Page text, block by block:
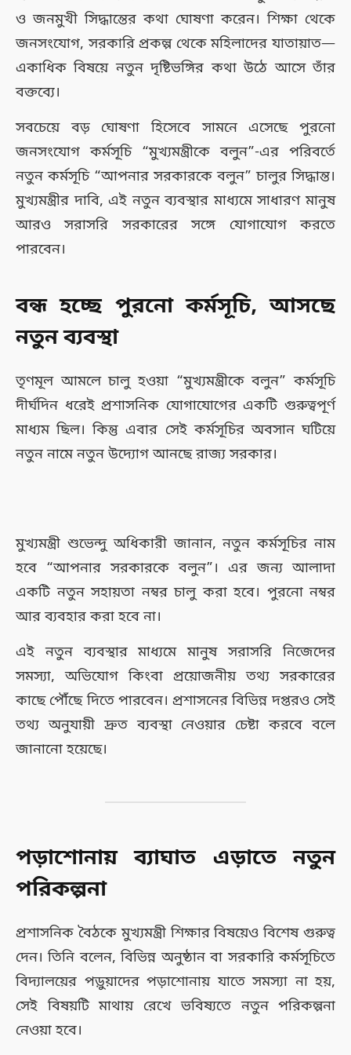
ও জনমুখী সিদ্ধান্তের কথা ঘোষণা করেন। শিক্ষা থেকে
জনসংযোগ, সরকারি প্রকল্প থেকে মহিলাদের যাতায়াত—
একাধিক বিষয়ে নতুন দৃষ্টিভঙ্গির কথা উঠে আসে তাঁর
বক্তব্যে।
সবচেয়ে বড় ঘোষণা হিসেবে সামনে এসেছে পুরনো
জনসংযোগ কর্মসূচি “মুখ্যমন্ত্রীকে বলুন”-এর পরিবর্তে
নতুন কর্মসূচি “আপনার সরকারকে বলুন” চালুর সিদ্ধান্ত।
মুখ্যমন্ত্রীর দাবি, এই নতুন ব্যবস্থার মাধ্যমে সাধারণ মানুষ
আরও সরাসরি সরকারের সঙ্গে যোগাযোগ করতে
পারবেন।
বন্ধ হচ্ছে পুরনো কর্মসূচি, আসছে
নতুন ব্যবস্থা
তৃণমূল আমলে চালু হওয়া “মুখ্যমন্ত্রীকে বলুন” কর্মসূচি
দীর্ঘদিন ধরেই প্রশাসনিক যোগাযোগের একটি গুরুত্বপূর্ণ
মাধ্যম ছিল। কিন্তু এবার সেই কর্মসূচির অবসান ঘটিয়ে
নতুন নামে নতুন উদ্যোগ আনছে রাজ্য সরকার।
মুখ্যমন্ত্রী শুভেন্দু অধিকারী জানান, নতুন কর্মসূচির নাম
হবে “আপনার সরকারকে বলুন”। এর জন্য আলাদা
একটি নতুন সহায়তা নম্বর চালু করা হবে। পুরনো নম্বর
আর ব্যবহার করা হবে না।
এই নতুন ব্যবস্থার মাধ্যমে মানুষ সরাসরি নিজেদের
সমস্যা, অভিযোগ কিংবা প্রয়োজনীয় তথ্য সরকারের
কাছে পৌঁছে দিতে পারবেন। প্রশাসনের বিভিন্ন দপ্তরও সেই
তথ্য অনুযায়ী দ্রুত ব্যবস্থা নেওয়ার চেষ্টা করবে বলে
জানানো হয়েছে।
পড়াশোনায় ব্যাঘাত এড়াতে নতুন
পরিকল্পনা
প্রশাসনিক বৈঠকে মুখ্যমন্ত্রী শিক্ষার বিষয়েও বিশেষ গুরুত্ব
দেন। তিনি বলেন, বিভিন্ন অনুষ্ঠান বা সরকারি কর্মসূচিতে
বিদ্যালয়ের পড়ুয়াদের পড়াশোনায় যাতে সমস্যা না হয়,
সেই বিষয়টি মাথায় রেখে ভবিষ্যতে নতুন পরিকল্পনা
নেওয়া হবে।